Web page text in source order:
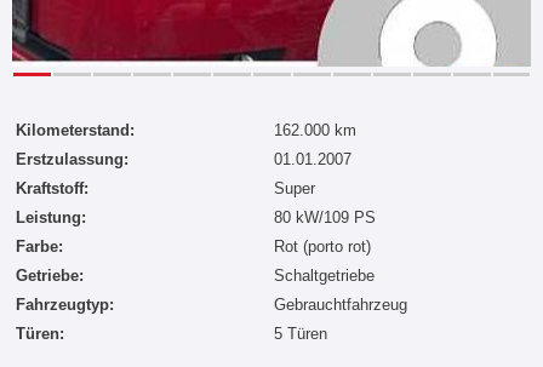
Kilometerstand:
162.000 km
Erstzulassung:
01.01.2007
Kraftstoff:
Super
Leistung:
80 kW/109 PS
Farbe:
Rot (porto rot)
Getriebe:
Schaltgetriebe
Fahrzeugtyp:
Gebrauchtfahrzeug
Türen:
5 Türen